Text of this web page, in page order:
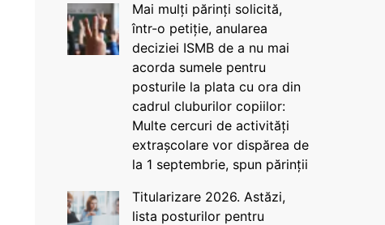
Mai mulți părinți solicită,
într-o petiție, anularea
deciziei ISMB de a nu mai
acorda sumele pentru
posturile la plata cu ora din
cadrul cluburilor copiilor:
Multe cercuri de activități
extrașcolare vor dispărea de
la 1 septembrie, spun părinții
Titularizare 2026. Astăzi,
lista posturilor pentru